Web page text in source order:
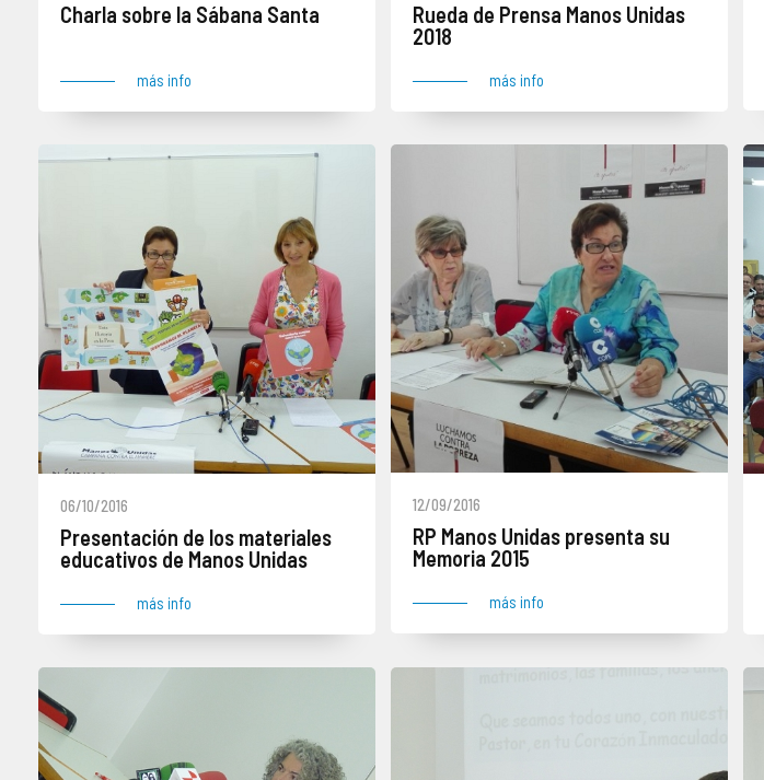
Charla sobre la Sábana Santa
más info
Rueda de Prensa Manos Unidas
2018
más info
06/10/2016
Presentación de los materiales
educativos de Manos Unidas
más info
12/09/2016
RP Manos Unidas presenta su
Memoria 2015
más info